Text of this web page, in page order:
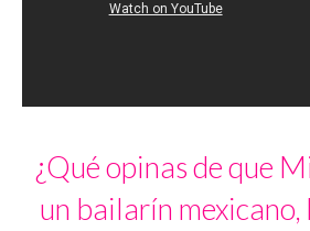
¿Qué opinas de que
un bailarín mexicano,